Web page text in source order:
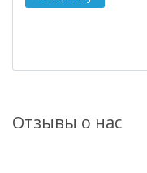
Отзывы о нас